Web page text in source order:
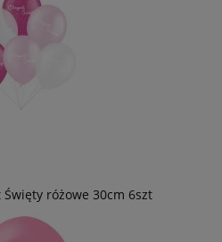
różowe 30cm 6szt